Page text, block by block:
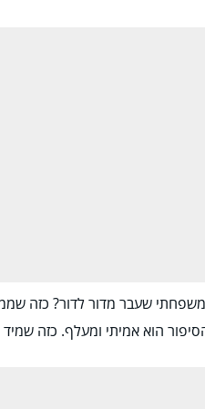
שעבר מדור לדור? כזה
הוא אמיתי ומעלף. כזה שמיד